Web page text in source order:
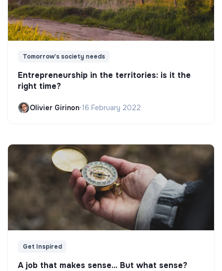
Tomorrow's society needs
Entrepreneurship in the territories: is it the
right time?
Olivier Girinon•16 February 2022
Get Inspired
A job that makes sense... But what sense?